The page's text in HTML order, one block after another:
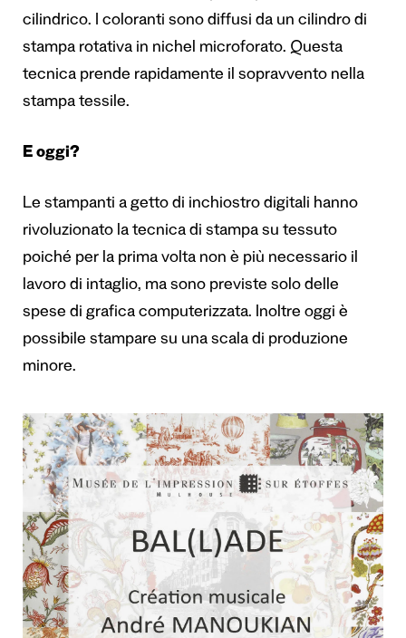
cilindrico. I coloranti sono diffusi da un cilindro di
stampa rotativa in nichel microforato. Questa
tecnica prende rapidamente il sopravvento nella
stampa tessile.
E oggi?
Le stampanti a getto di inchiostro digitali hanno
rivoluzionato la tecnica di stampa su tessuto
poiché per la prima volta non è più necessario il
lavoro di intaglio, ma sono previste solo delle
spese di grafica computerizzata. Inoltre oggi è
possibile stampare su una scala di produzione
minore.